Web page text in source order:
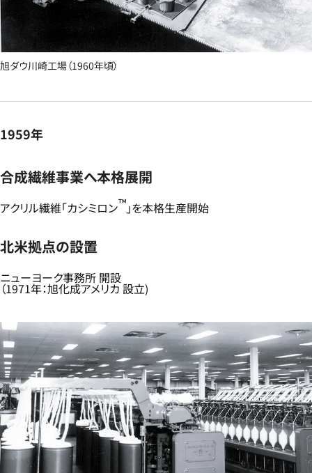
旭ダウ川崎工場（1960年頃）
1959年
合成繊維事業へ本格展開
アクリル繊維「カシミロン™」を本格生産開始​
北米拠点の設置​
ニューヨーク事務所 開設​
（1971年：旭化成アメリカ 設立)​